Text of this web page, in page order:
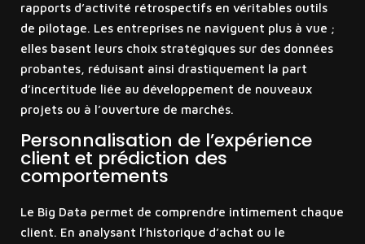
rapports d’activité rétrospectifs en véritables outils
de pilotage. Les entreprises ne naviguent plus à vue ;
elles basent leurs choix stratégiques sur des données
probantes, réduisant ainsi drastiquement la part
d’incertitude liée au développement de nouveaux
projets ou à l’ouverture de marchés.
Personnalisation de l’expérience
client et prédiction des
comportements
Le Big Data permet de comprendre intimement chaque
client. En analysant l’historique d’achat ou le